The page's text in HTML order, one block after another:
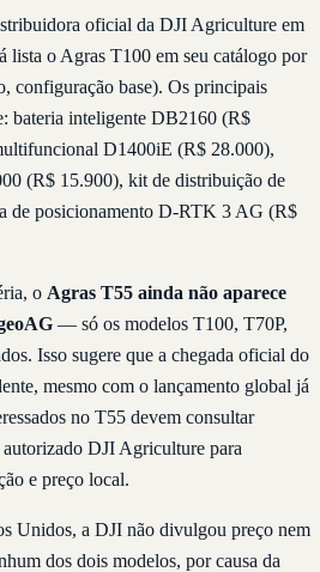
oficial da DJI Agriculture em
lista o Agras T100 em seu catálogo por
configuração base). Os principais
bateria inteligente DB2160 (R$
D1400iE (R$ 28.000),
(R$ 15.900), kit de distribuição de
de posicionamento D-RTK 3 AG (R$
o Agras T55 ainda não aparece
— só os modelos T100, T70P,
Isso sugere que a chegada oficial do
mesmo com o lançamento global já
no T55 devem consultar
DJI Agriculture para
e preço local.
Unidos, a DJI não divulgou preço nem
dos dois modelos, por causa da